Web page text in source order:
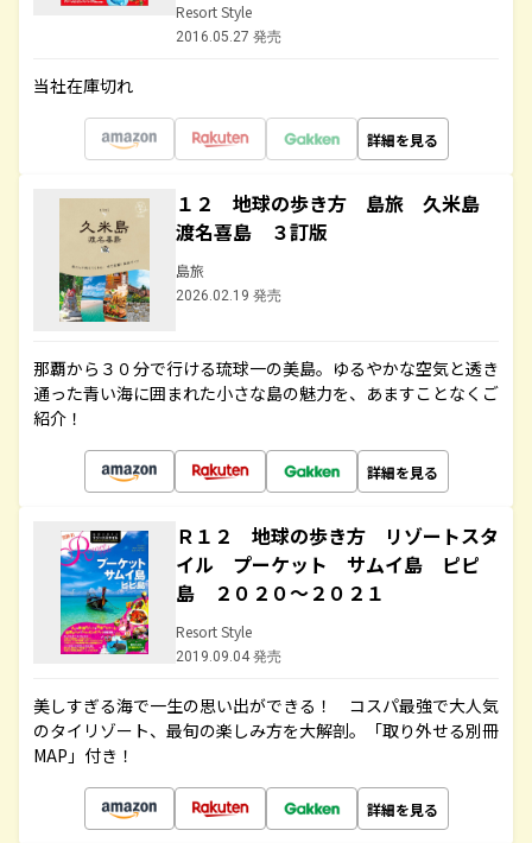
Resort Style
2016.05.27 発売
当社在庫切れ
詳細を見る
１２ 地球の歩き方 島旅 久米島
渡名喜島 ３訂版
島旅
2026.02.19 発売
那覇から３０分で行ける琉球一の美島。ゆるやかな空気と透き
通った青い海に囲まれた小さな島の魅力を、あますことなくご
紹介！
詳細を見る
Ｒ１２ 地球の歩き方 リゾートスタ
イル プーケット サムイ島 ピピ
島 ２０２０～２０２１
Resort Style
2019.09.04 発売
美しすぎる海で一生の思い出ができる！ コスパ最強で大人気
のタイリゾート、最旬の楽しみ方を大解剖。「取り外せる別冊
MAP」付き！
詳細を見る